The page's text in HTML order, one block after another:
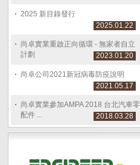
2025 新目錄發行
2025.01.22
尚卓實業重啟正向循環 - 無家者自立
計劃
2023.01.20
尚卓公司2021新冠病毒防疫說明
2021.05.17
尚卓實業參加AMPA 2018 台北汽車零
配件 ...
2018.03.28